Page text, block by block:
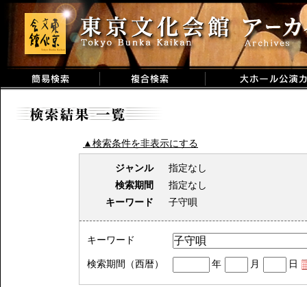
▲検索条件を非表示にする
ジャンル
指定なし
検索期間
指定なし
キーワード
子守唄
キーワード
検索期間（西暦） 年 月 日